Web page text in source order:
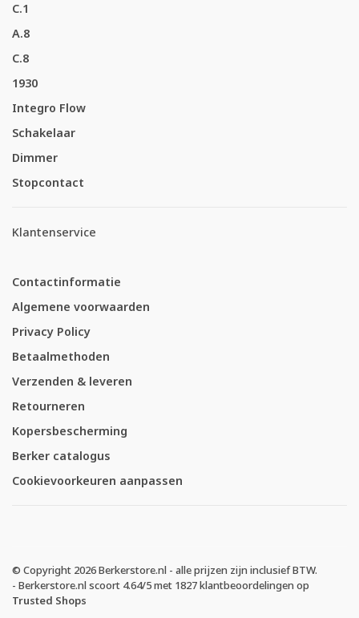
C.1
A.8
C.8
1930
Integro Flow
Schakelaar
Dimmer
Stopcontact
Klantenservice
Contactinformatie
Algemene voorwaarden
Privacy Policy
Betaalmethoden
Verzenden & leveren
Retourneren
Kopersbescherming
Berker catalogus
Cookievoorkeuren aanpassen
© Copyright 2026 Berkerstore.nl - alle prijzen zijn inclusief BTW.
- Berkerstore.nl scoort 4.64/5met 1827klantbeoordelingen op
Trusted Shops